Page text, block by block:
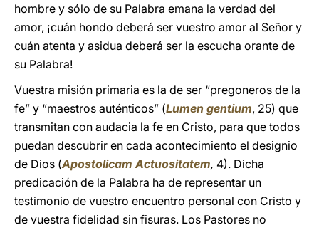
hombre y sólo de su Palabra emana la verdad del
amor, ¡cuán hondo deberá ser vuestro amor al Señor y
cuán atenta y asidua deberá ser la escucha orante de
su Palabra!
Vuestra misión primaria es la de ser “pregoneros de la
fe” y “maestros auténticos” (Lumen gentium, 25) que
transmitan con audacia la fe en Cristo, para que todos
puedan descubrir en cada acontecimiento el designio
de Dios (Apostolicam Actuositatem, 4). Dicha
predicación de la Palabra ha de representar un
testimonio de vuestro encuentro personal con Cristo y
de vuestra fidelidad sin fisuras. Los Pastores no